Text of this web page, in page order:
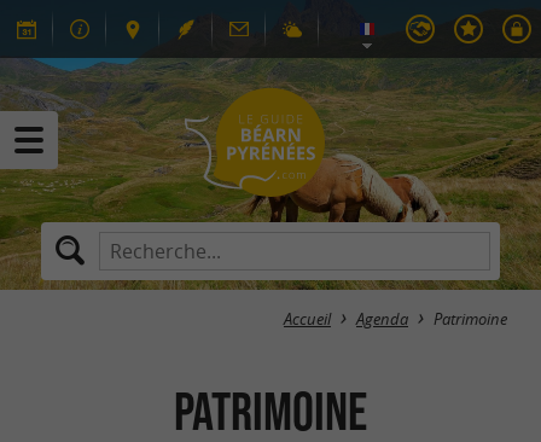
Accueil Agenda Patrimoine
Patrimoine